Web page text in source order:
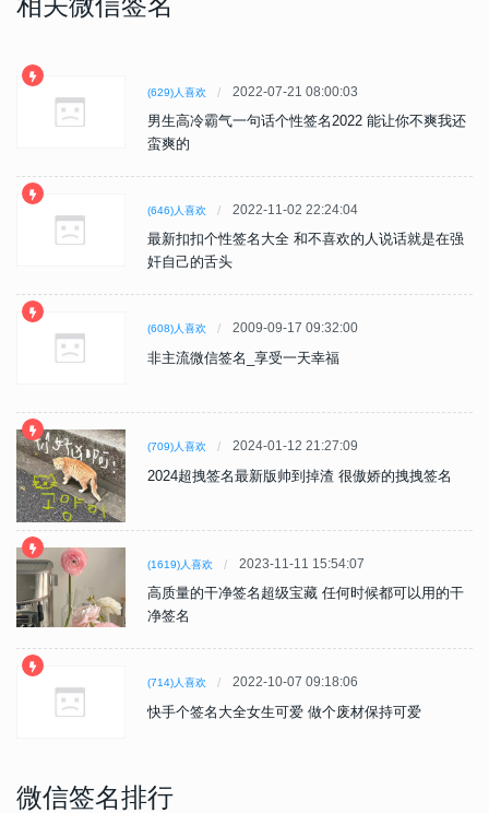
(629)人喜欢 2022-07-21 08:00:03
男生高冷霸气一句话个性签名2022 能让你不爽我还
蛮爽的
(646)人喜欢 2022-11-02 22:24:04
最新扣扣个性签名大全 和不喜欢的人说话就是在强
奸自己的舌头
(608)人喜欢 2009-09-17 09:32:00
非主流微信签名_享受一天幸福
(709)人喜欢 2024-01-12 21:27:09
2024超拽签名最新版帅到掉渣 很傲娇的拽拽签名
(1619)人喜欢 2023-11-11 15:54:07
高质量的干净签名超级宝藏 任何时候都可以用的干
净签名
(714)人喜欢 2022-10-07 09:18:06
快手个签名大全女生可爱 做个废材保持可爱
微信签名排行